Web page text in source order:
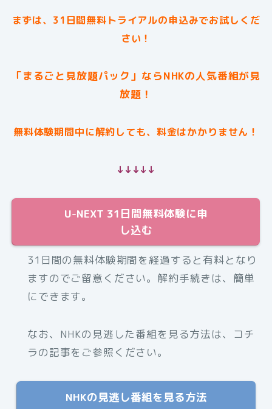
まずは、31日間無料トライアルの申込みでお試しくだ
さい！
「まるごと見放題パック」ならNHKの人気番組が見
放題！
無料体験期間中に解約しても、料金はかかりません！
↓↓↓↓↓
U-NEXT 31日間無料体験に申
し込む
31日間の無料体験期間を経過すると有料となり
ますのでご留意ください。解約手続きは、簡単
にできます。
なお、NHKの見逃した番組を見る方法は、コチ
ラの記事をご参照ください。
NHKの見逃し番組を見る方法